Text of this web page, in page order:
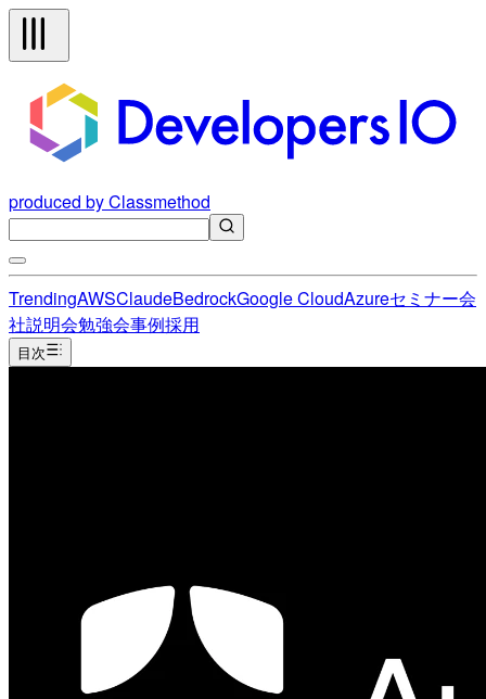
produced by Classmethod
TrendingAWSClaudeBedrockGoogle CloudAzureセミナー会
社説明会勉強会事例採用
目次